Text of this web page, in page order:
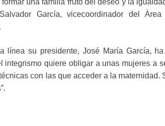
una familia fruto del deseo y la
García, vicecoordinador del
línea su presidente, José María García,
integrismo quiere obligar a unas mujeres a
con las que acceder a la maternidad.